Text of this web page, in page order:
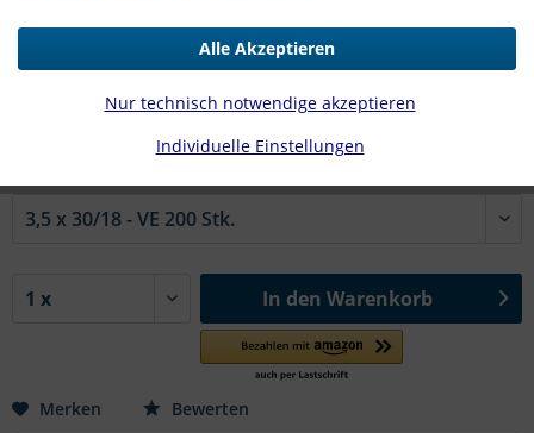
zzgl. Versandkosten
3-7 Werktage Lieferzeit
Nenn Ø x Nennlänge / Gewindelänge ca.
In den Warenkorb
Merken Bewerten
Individuelle Einstellungen
Nur technisch notwendige akzeptieren
Alle Akzeptieren